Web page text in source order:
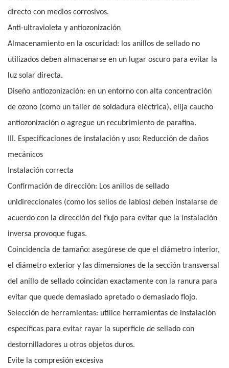
directo con medios corrosivos.
Anti-ultravioleta y antiozonización
Almacenamiento en la oscuridad: los anillos de sellado no
utilizados deben almacenarse en un lugar oscuro para evitar la
luz solar directa.
Diseño antiozonización: en un entorno con alta concentración
de ozono (como un taller de soldadura eléctrica), elija caucho
antiozonización o agregue un recubrimiento de parafina.
III. Especificaciones de instalación y uso: Reducción de daños
mecánicos
Instalación correcta
Confirmación de dirección: Los anillos de sellado
unidireccionales (como los sellos de labios) deben instalarse de
acuerdo con la dirección del flujo para evitar que la instalación
inversa provoque fugas.
Coincidencia de tamaño: asegúrese de que el diámetro interior,
el diámetro exterior y las dimensiones de la sección transversal
del anillo de sellado coincidan exactamente con la ranura para
evitar que quede demasiado apretado o demasiado flojo.
Selección de herramientas: utilice herramientas de instalación
específicas para evitar rayar la superficie de sellado con
destornilladores u otros objetos duros.
Evite la compresión excesiva